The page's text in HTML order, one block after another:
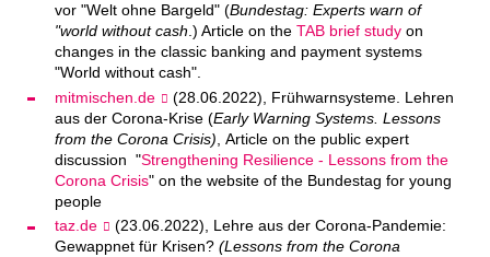
vor "Welt ohne Bargeld" (Bundestag: Experts warn of
"world without cash.) Article on the TAB brief studyon
changes in the classic banking and payment systems
"World without cash".
mitmischen.de
(28.06.2022), Frühwarnsysteme. Lehren
aus der Corona-Krise (Early Warning Systems. Lessons
from the Corona Crisis) , Article on the public expert
discussion "Strengthening Resilience - Lessons from the
Corona Crisis" on the website of the Bundestag for young
people
taz.de
(23.06.2022), Lehre aus der Corona-Pandemie:
Gewappnet für Krisen? (Lessons from the Corona